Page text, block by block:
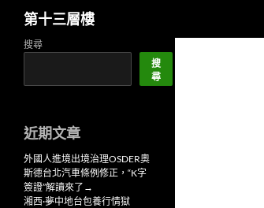
第十三層樓
搜尋
搜
尋
近期文章
外國人進境出境治理OSDER奧
斯德台北汽車條例修正，“K字
簽證”解讀來了→
湘西·夢中地台包養行情獄